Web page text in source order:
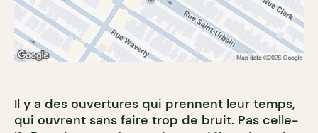
Il y a des ouvertures qui prennent leur temps,
qui ouvrent sans faire trop de bruit. Pas celle-